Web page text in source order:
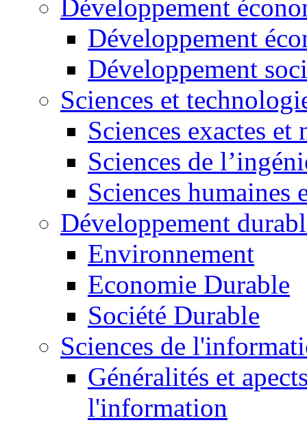
Développement
Développement
Développement
Sciences et
Sciences exactes et
Sciences de
Sciences humaines
Développement
Environnement
Economie Durable
Société Durable
Sciences de
Généralités et
l'information